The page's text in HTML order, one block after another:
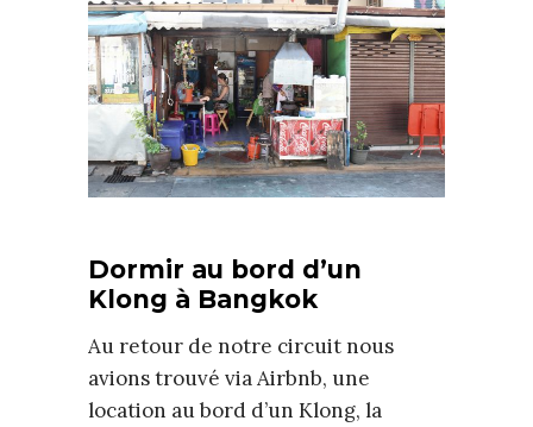
Dormir au bord d’un
Klong à Bangkok
Au retour de notre circuit nous
avions trouvé via Airbnb, une
location au bord d’un Klong, la